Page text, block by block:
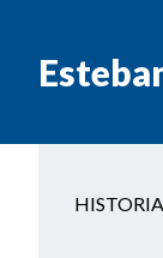
HISTORIA